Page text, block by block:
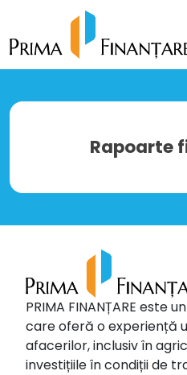
Rapoarte
PRIMA FINANȚARE este
care oferă o experiență
afacerilor, inclusiv în
investițiile în condiții de